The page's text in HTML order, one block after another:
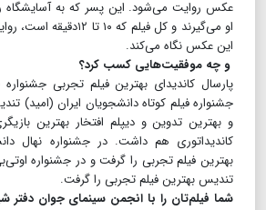
عکس روایت می‌شود. این پسر که به آسایشگاه
او می‌گیرند و کل فیلم که
این عکس نگاه می‌کند.
و چه موفقیت‌هایی کسب کرد؟
پارسال کاندیدای بهترین فیلم تجربی جشنواره
جشنواره فیلم کوتاه دانشجویان ایران (امید)
و بهترین تدوین و دیپلم افتخار بهترین
کاندیداتوری هم داشت. در جشنواره نهال
بهترین فیلم تجربی را گرفت و در جشنواره
تندیس بهترین فیلم تجربی را گرفت.
شما فیلم‌تان را با انجمن سینمای جوان دفتر